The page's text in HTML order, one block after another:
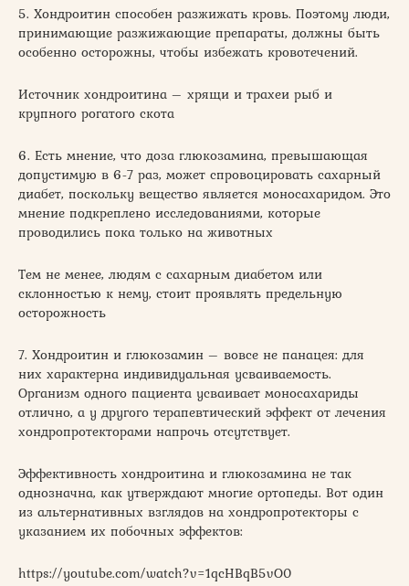
5. Хондроитин способен разжижать кровь. Поэтому люди,
принимающие разжижающие препараты, должны быть
особенно осторожны, чтобы избежать кровотечений.
Источник хондроитина – хрящи и трахеи рыб и
крупного рогатого скота
6. Есть мнение, что доза глюкозамина, превышающая
допустимую в 6-7 раз, может спровоцировать сахарный
диабет, поскольку вещество является моносахаридом. Это
мнение подкреплено исследованиями, которые
проводились пока только на животных
Тем не менее, людям с сахарным диабетом или
склонностью к нему, стоит проявлять предельную
осторожность
7. Хондроитин и глюкозамин – вовсе не панацея: для
них характерна индивидуальная усваиваемость.
Организм одного пациента усваивает моносахариды
отлично, а у другого терапевтический эффект от лечения
хондропротекторами напрочь отсутствует.
Эффективность хондроитина и глюкозамина не так
однозначна, как утверждают многие ортопеды. Вот один
из альтернативных взглядов на хондропротекторы с
указанием их побочных эффектов:
https://youtube.com/watch?v=1qcHBqB5vO0